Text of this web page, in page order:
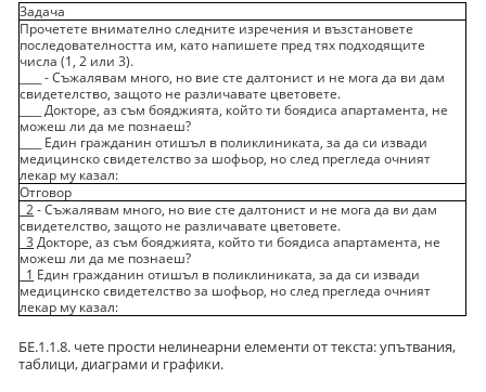
Задача
Прочетете внимателно следните изречения и възстановете
последователността им, като напишете пред тях подходящите
числа (1, 2 или 3).
____ - Съжалявам много, но вие сте далтонист и не мога да ви дам
свидетелство, защото не различавате цветовете.
____ Докторе, аз съм бояджията, който ти боядиса апартамента, не
можеш ли да ме познаеш?
____ Един гражданин отишъл в поликлиниката, за да си извади
медицинско свидетелство за шофьор, но след прегледа очният
лекар му казал:
Отговор
2 - Съжалявам много, но вие сте далтонист и не мога да ви дам
свидетелство, защото не различавате цветовете.
3 Докторе, аз съм бояджията, който ти боядиса апартамента, не
можеш ли да ме познаеш?
1 Един гражданин отишъл в поликлиниката, за да си извади
медицинско свидетелство за шофьор, но след прегледа очният
лекар му казал:
БЕ.1.1.8. чете прости нелинеарни елементи от текста: упътвания,
таблици, диаграми и графики.